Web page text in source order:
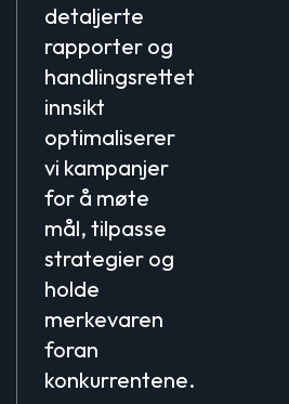
detaljerte
rapporter og
handlingsrettet
innsikt
optimaliserer
vi kampanjer
for å møte
mål, tilpasse
strategier og
holde
merkevaren
foran
konkurrentene.